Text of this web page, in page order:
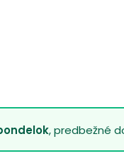
, predbežné